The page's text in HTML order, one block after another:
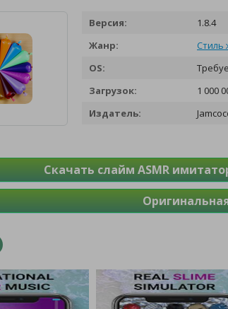
Версия:
1.8.4
Жанр:
Стиль
OS:
Загрузок:
1 000
Издатель:
Скачать слайм ASMR